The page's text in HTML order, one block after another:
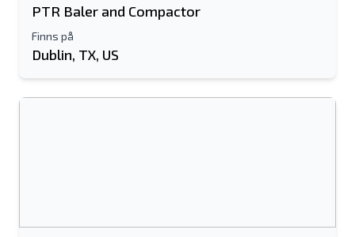
PTR Baler and Compactor
Finns på
Dublin, TX, US